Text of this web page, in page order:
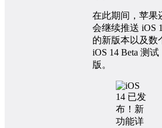
在此期间，苹果
会继续推送 iOS
的新版本以及数
iOS 14 Beta 测试
版。